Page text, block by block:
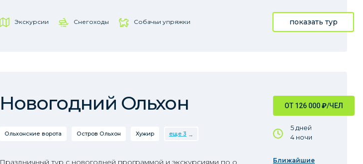
Экскурсии Снегоходы Собачьи упряжки показать тур
ОТ 126 000₽/ЧЕЛ
5 дней
4 ночи
Ближайшие
Новогодний Ольхон
Ольхонские ворота Остров Ольхон Хужир еще 3
Праздничный тур с новогодней программой и экскурсиями по о.